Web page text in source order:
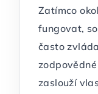
Zatímco
fungovat,
často
zaslouží